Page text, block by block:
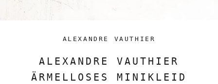
ALEXANDRE VAUTHIER
ALEXANDRE VAUTHIER
ÄRMELLOSES MINIKLEID